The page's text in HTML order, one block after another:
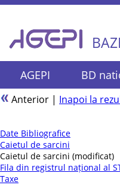
AGEPI BD
Anterior | Inapoi la
Date Bibliografice
Caietul de sarcini
Caietul de sarcini (modificat)
Fila din registrul național al
Taxe